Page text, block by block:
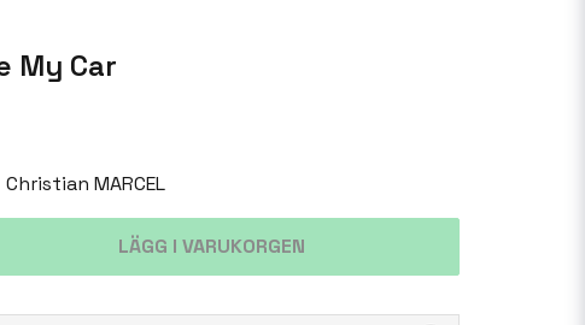
My Car
Christian MARCEL
LÄGG I VARUKORGEN